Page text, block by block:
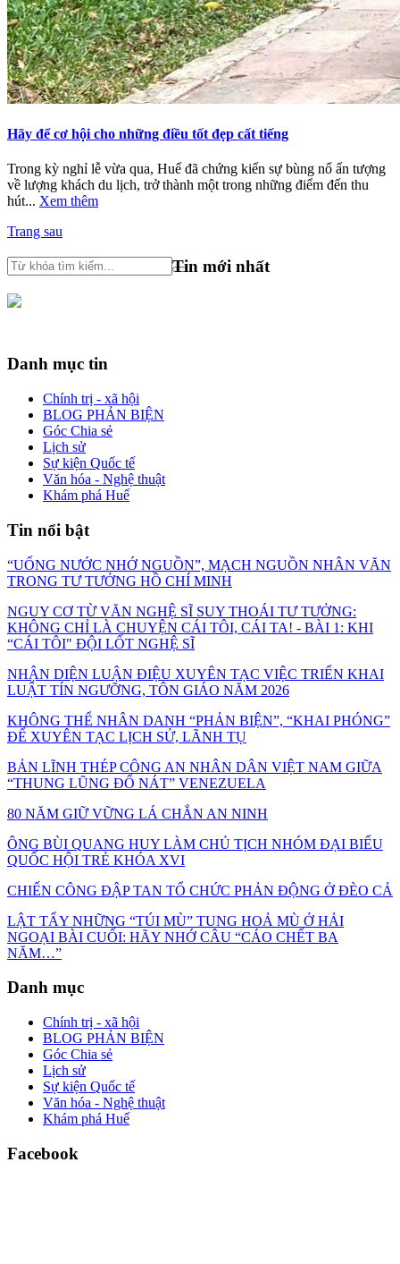
Hãy để cơ hội cho những điều tốt đẹp cất tiếng
Trong kỳ nghỉ lễ vừa qua, Huế đã chứng kiến sự bùng nổ ấn tượng
về lượng khách du lịch, trở thành một trong những điểm đến thu
hút... Xem thêm
Trang sau
Tin mới nhất
Danh mục tin
Chính trị - xã hội
BLOG PHẢN BIỆN
Góc Chia sẻ
Lịch sử
Sự kiện Quốc tế
Văn hóa - Nghệ thuật
Khám phá Huế
Tin nổi bật
“UỐNG NƯỚC NHỚ NGUỒN”, MẠCH NGUỒN NHÂN VĂN
TRONG TƯ TƯỞNG HỒ CHÍ MINH
NGUY CƠ TỪ VĂN NGHỆ SĨ SUY THOÁI TƯ TƯỞNG:
KHÔNG CHỈ LÀ CHUYỆN CÁI TÔI, CÁI TA! - BÀI 1: KHI
“CÁI TÔI" ĐỘI LỐT NGHỆ SĨ
NHẬN DIỆN LUẬN ĐIỆU XUYÊN TẠC VIỆC TRIỂN KHAI
LUẬT TÍN NGƯỠNG, TÔN GIÁO NĂM 2026
KHÔNG THỂ NHÂN DANH “PHẢN BIỆN”, “KHAI PHÓNG”
ĐỂ XUYÊN TẠC LỊCH SỬ, LÃNH TỤ
BẢN LĨNH THÉP CÔNG AN NHÂN DÂN VIỆT NAM GIỮA
“THUNG LŨNG ĐỔ NÁT” VENEZUELA
80 NĂM GIỮ VỮNG LÁ CHẮN AN NINH
ÔNG BÙI QUANG HUY LÀM CHỦ TỊCH NHÓM ĐẠI BIỂU
QUỐC HỘI TRẺ KHÓA XVI
CHIẾN CÔNG ĐẬP TAN TỔ CHỨC PHẢN ĐỘNG Ở ĐÈO CẢ
LẬT TẨY NHỮNG “TÚI MÙ” TUNG HOẢ MÙ Ở HẢI
NGOẠI BÀI CUỐI: HÃY NHỚ CÂU “CÁO CHẾT BA
NĂM…”
Danh mục
Chính trị - xã hội
BLOG PHẢN BIỆN
Góc Chia sẻ
Lịch sử
Sự kiện Quốc tế
Văn hóa - Nghệ thuật
Khám phá Huế
Facebook